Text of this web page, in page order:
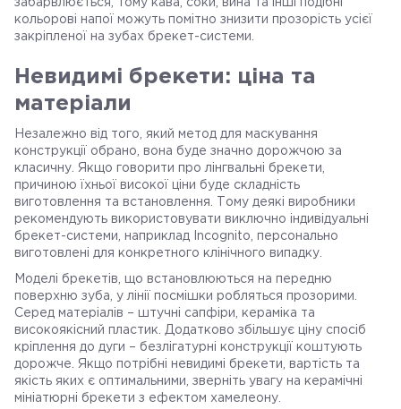
забарвлюється, тому кава, соки, вина та інші подібні
кольорові напої можуть помітно знизити прозорість усієї
закріпленої на зубах брекет-системи.
Невидимі брекети: ціна та
матеріали
Незалежно від того, який метод для маскування
конструкції обрано, вона буде значно дорожчою за
класичну. Якщо говорити про лінгвальні брекети,
причиною їхньої високої ціни буде складність
виготовлення та встановлення. Тому деякі виробники
рекомендують використовувати виключно індивідуальні
брекет-системи, наприклад Incognito, персонально
виготовлені для конкретного клінічного випадку.
Моделі брекетів, що встановлюються на передню
поверхню зуба, у лінії посмішки робляться прозорими.
Серед матеріалів – штучні сапфіри, кераміка та
високоякісний пластик. Додатково збільшує ціну спосіб
кріплення до дуги – безлігатурні конструкції коштують
дорожче. Якщо потрібні невидимі брекети, вартість та
якість яких є оптимальними, зверніть увагу на керамічні
мініатюрні брекети з ефектом хамелеону.